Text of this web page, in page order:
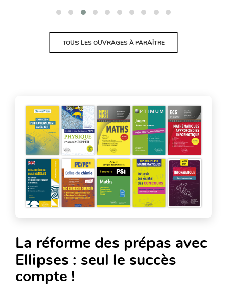
TOUS LES OUVRAGES À PARAÎTRE
La réforme des prépas avec
Ellipses : seul le succès
compte !